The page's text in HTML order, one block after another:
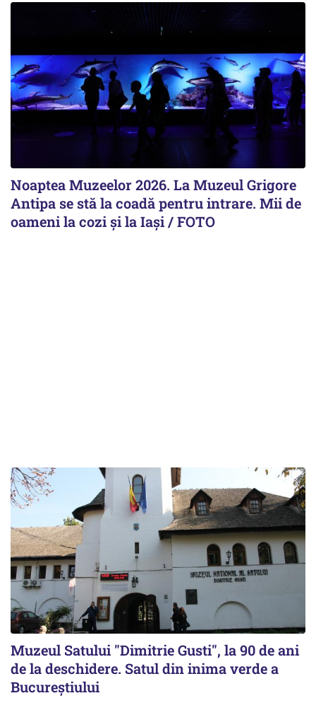
Noaptea Muzeelor 2026. La Muzeul Grigore
Antipa se stă la coadă pentru intrare. Mii de
oameni la cozi şi la Iaşi / FOTO
Muzeul Satului "Dimitrie Gusti", la 90 de ani
de la deschidere. Satul din inima verde a
Bucureștiului